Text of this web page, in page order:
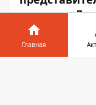
полиции
рассказали,
остановкой
Главная